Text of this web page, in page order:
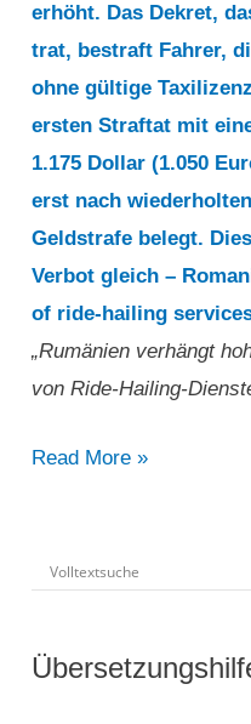
erhöht. Das Dekret,
trat, bestraft Fahrer,
ohne gültige
ersten Straftat mit
1.175 Dollar (1.050
erst nach
Geldstrafe belegt.
Verbot gleich –
of ride-hailing
„Rumänien verhängt
von Ride-Hailing-
„Rumänien
Geldbußen
von
Read More »